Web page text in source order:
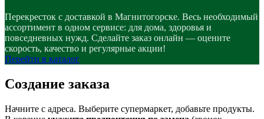
Перекресток с доставкой в Магнитогорске. Весь необходимый
ассортимент в одном сервисе: для дома, здоровья и
повседневных нужд. Сделайте заказ онлайн — оцените
скорость, качество и регулярные акции!
Перейти в каталог
Создание заказа
Начните с адреса. Выберите супермаркет, добавьте продукты.